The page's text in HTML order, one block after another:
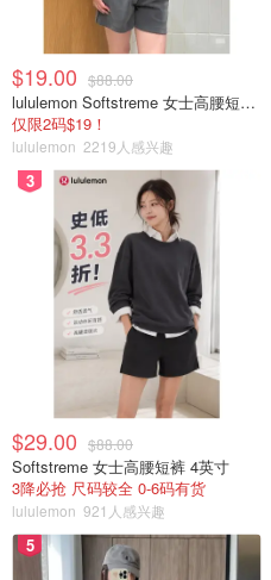
$19.00 $88.00
lululemon Softstreme 女士高腰短裤 10cm
仅限2码$19！
lululemon 2219人感兴趣
3
$29.00 $88.00
Softstreme 女士高腰短裤 4英寸
3降必抢 尺码较全 0-6码有货
lululemon 921人感兴趣
5